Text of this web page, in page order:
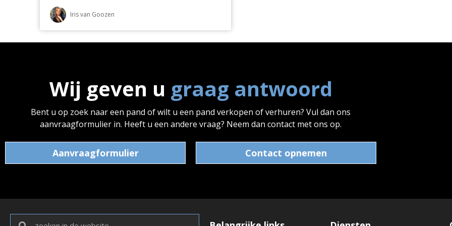
Iris van Goozen
Wij geven u graag antwoord
Bent u op zoek naar een pand of wilt u een pand verkopen of verhuren? Vul dan ons
aanvraagformulier in. Heeft u een andere vraag? Neem dan contact met ons op.
Aanvraagformulier Contact opnemen